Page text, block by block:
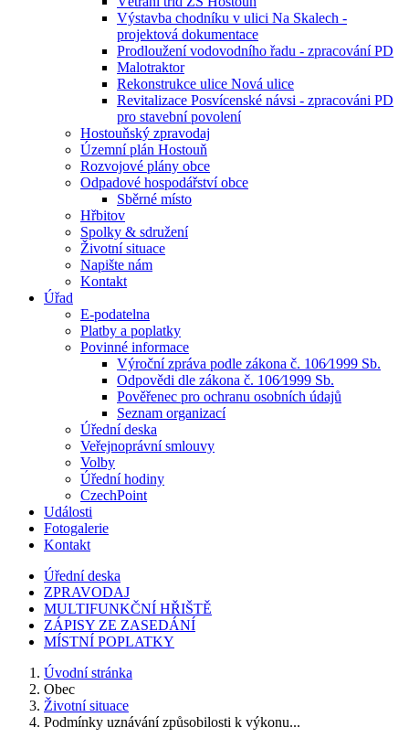
Výstavba chodníku v ulici Na Skalech -
projektová dokumentace
Prodloužení vodovodního řadu - zpracování PD
Malotraktor
Rekonstrukce ulice Nová ulice
Revitalizace Posvícenské návsi - zpracováni PD
pro stavební povolení
Hostouňský zpravodaj
Územní plán Hostouň
Rozvojové plány obce
Odpadové hospodářství obce
Sběrné místo
Hřbitov
Spolky & sdružení
Životní situace
Napište nám
Kontakt
Úřad
E-podatelna
Platby a poplatky
Povinné informace
Výroční zpráva podle zákona č. 106⁄1999 Sb.
Odpovědi dle zákona č. 106⁄1999 Sb.
Pověřenec pro ochranu osobních údajů
Seznam organizací
Úřední deska
Veřejnoprávní smlouvy
Volby
Úřední hodiny
CzechPoint
Události
Fotogalerie
Kontakt
Úřední deska
ZPRAVODAJ
MULTIFUNKČNÍ HŘIŠTĚ
ZÁPISY ZE ZASEDÁNÍ
MÍSTNÍ POPLATKY
Úvodní stránka
Obec
Životní situace
Podmínky uznávání způsobilosti k výkonu...